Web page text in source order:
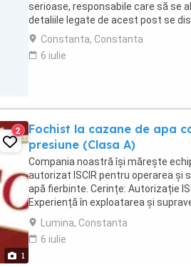
serioase, responsabile care să se
detaliile legate de acest post se
Constanta, Constanta
6 iulie
1
2
Fochist la cazane de apa
presiune (Clasa A)
Compania noastră își mărește
autorizat ISCIR pentru operarea și
apă fierbinte. Cerințe: Autorizație
Experiență în exploatarea și
avantaj; Cunoștințe privind normele
Lumina, Constanta
6 iulie